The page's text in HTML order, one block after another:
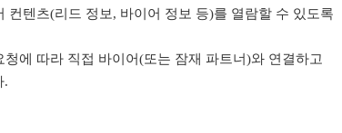
컨텐츠(리드 정보, 바이어 정보 등)를 열람할 수 있도록
에 따라 직접 바이어(또는 잠재 파트너)와 연결하고
.